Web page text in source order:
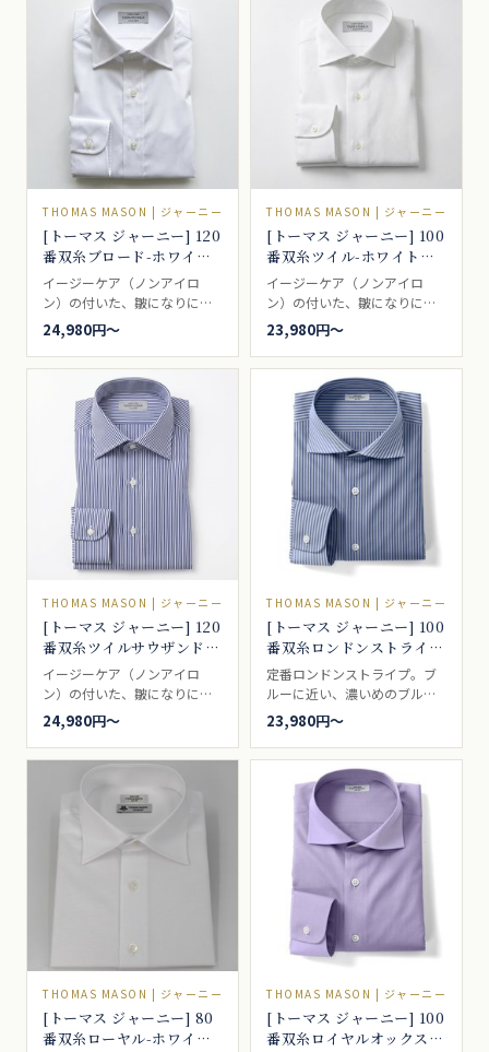
THOMAS MASON | ジャーニー
[トーマス ジャーニー] 120
番双糸ブロード-ホワイト
#5535
イージーケア（ノンアイロ
ン）の付いた、皺になりにく
い120番のポプリンブロードホ
ワイト。100番よりも少し柔ら
かく、ほんの少しだけ薄くな
りますが、その分シャツ生地
の打ち込みも細かくなって、
透けることはなく、ドレスシ
ャツとしてお使いいただけま
す。100番よりもワンランク上
を好まれる方に最適な一枚で
す。ブロードとも、ポプリン
とも呼ばれるいわゆる、普通
の白無地。一枚は持っていた
い、シャツの基本です。ドレ
スシャツ向き。
24,980円〜
THOMAS MASON | ジャーニー
[トーマス ジャーニー] 100
番双糸ツイル-ホワイト
#5543
イージーケア（ノンアイロ
ン）の付いた、皺になりにく
い張りのあるパリッとした印
象の白シャツ生地、ビジネス
シャツとしては最適なツイル
です。ドレスシャツ向き。
23,980円〜
THOMAS MASON | ジャーニー
[トーマス ジャーニー] 120
番双糸ツイルサウザンドス
トライプ-ブルー #5552
イージーケア（ノンアイロ
ン）の付いた、皺になりにく
い斜め綾ベースの定番サウザ
ンドストライプ。明るいブル
ー。ドレスシャツ向き。
24,980円〜
THOMAS MASON | ジャーニー
[トーマス ジャーニー] 100
番双糸ロンドンストライ
プ-ロイヤルブルー #984
定番ロンドンストライプ。ブ
ルーに近い、濃いめのブル
ー。ドレスシャツ向き。
23,980円〜
THOMAS MASON | ジャーニー
[トーマス ジャーニー] 80
番双糸ローヤル-ホワイト
THOMAS MASON | ジャーニー
[トーマス ジャーニー] 100
番双糸ロイヤルオックス-